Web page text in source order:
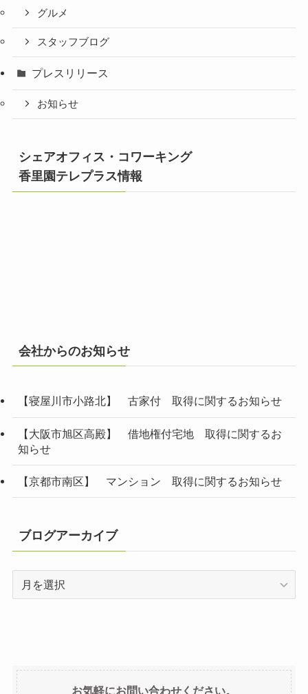
グルメ
スタッフブログ
プレスリリース
お知らせ
シェアオフィス・コワーキング
香里園テレプラス情報
会社からのお知らせ
【寝屋川市小路北】 古家付 取得に関するお知らせ
【大阪市旭区高殿】 借地権付宅地 取得に関するお
知らせ
【京都市南区】 マンション 取得に関するお知らせ
ブログアーカイブ
イ
お気軽にお問い合わせください。